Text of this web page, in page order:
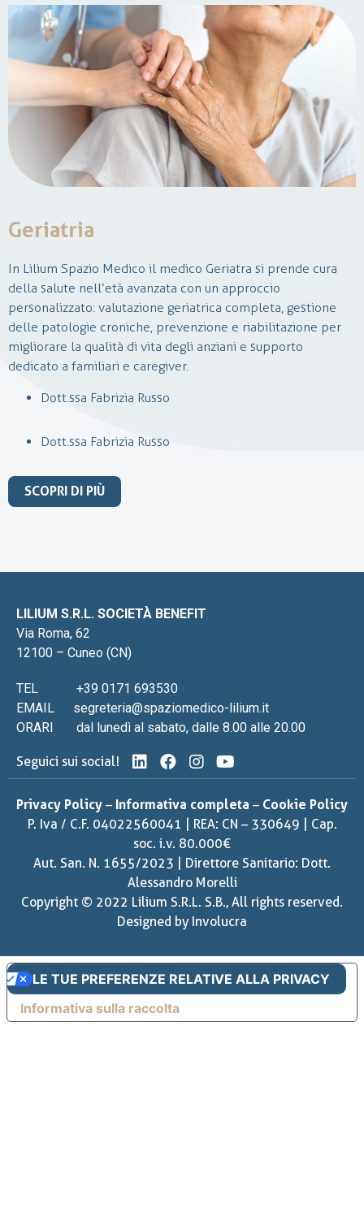
Geriatria
In Lilium Spazio Medico il medico Geriatra si prende cura
della salute nell’età avanzata con un approccio
personalizzato: valutazione geriatrica completa, gestione
delle patologie croniche, prevenzione e riabilitazione per
migliorare la qualità di vita degli anziani e supporto
dedicato a familiari e caregiver.
Dott.ssa Fabrizia Russo
Dott.ssa Fabrizia Russo
SCOPRI DI PIÙ
La neurochirurgia è una disciplina medico-chirurgica che si
occupa della diagnosi e del trattamento delle patologie a
carcio del sistema nervoso centrale e periferico.
In Lilium, si effettuano visite ambulatoriali per condizioni
un’attenzione particolare all’uso di tecniche mininvasive e
LILIUM S.R.L. SOCIETÀ BENEFIT
Via Roma, 62
12100 – Cuneo (CN)
TEL
+39 0171 693530
EMAIL
segreteria@spaziomedico-lilium.it
ORARI
dal lunedì al sabato, dalle 8.00 alle 20.00
Seguici sui social!
Privacy Policy – Informativa completa – Cookie Policy
P. Iva / C.F. 04022560041 | REA: CN – 330649 | Cap.
soc. i.v. 80.000€
Aut. San. N. 1655/2023 | Direttore Sanitario: Dott.
Alessandro Morelli
Copyright © 2022 Lilium S.R.L. S.B., All rights reserved.
Designed by Involucra
Informativa sulla raccolta
LE TUE PREFERENZE RELATIVE ALLA PRIVACY